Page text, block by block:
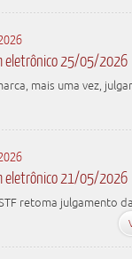
eletrônico 25/05/2026
mais uma vez,
eletrônico 21/05/2026
retoma julgamento